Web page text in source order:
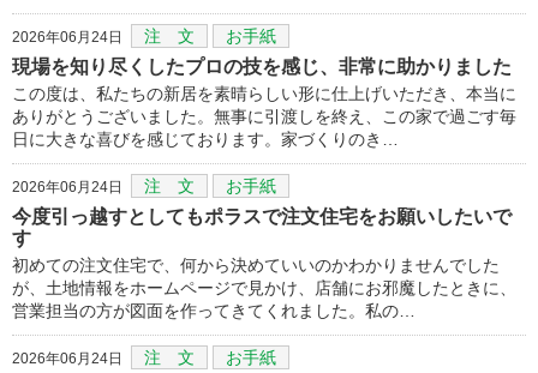
2026年06月24日 注 文 お手紙
現場を知り尽くしたプロの技を感じ、非常に助かりました
この度は、私たちの新居を素晴らしい形に仕上げいただき、本当に
ありがとうございました。無事に引渡しを終え、この家で過ごす毎
日に大きな喜びを感じております。家づくりのき…
2026年06月24日 注 文 お手紙
今度引っ越すとしてもポラスで注文住宅をお願いしたいで
す
初めての注文住宅で、何から決めていいのかわかりませんでした
が、土地情報をホームページで見かけ、店舗にお邪魔したときに、
営業担当の方が図面を作ってきてくれました。私の…
2026年06月24日 注 文 お手紙